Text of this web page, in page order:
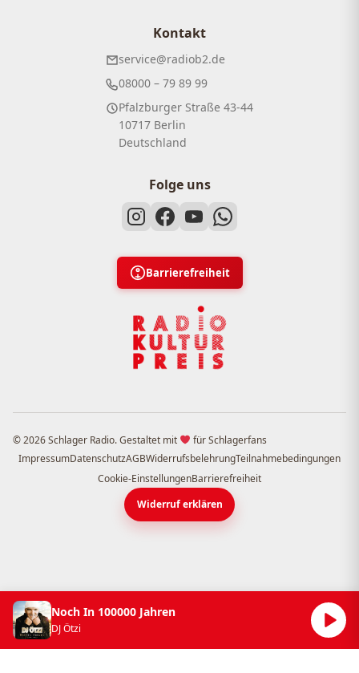
Kontakt
service@radiob2.de
08000 – 79 89 99
Pfalzburger Straße 43-44
10717 Berlin
Deutschland
Folge uns
Barrierefreiheit
© 2026 Schlager Radio. Gestaltet mit
für Schlagerfans
ImpressumDatenschutzAGBWiderrufsbelehrungTeilnahmebedingungen
Cookie-EinstellungenBarrierefreiheit
Widerruf erklären
Noch In 100000 Jahren
DJ Ötzi